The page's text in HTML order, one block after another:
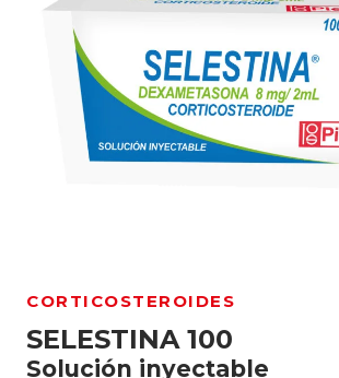
CORTICOSTEROIDES
SELESTINA 100
Solución inyectable